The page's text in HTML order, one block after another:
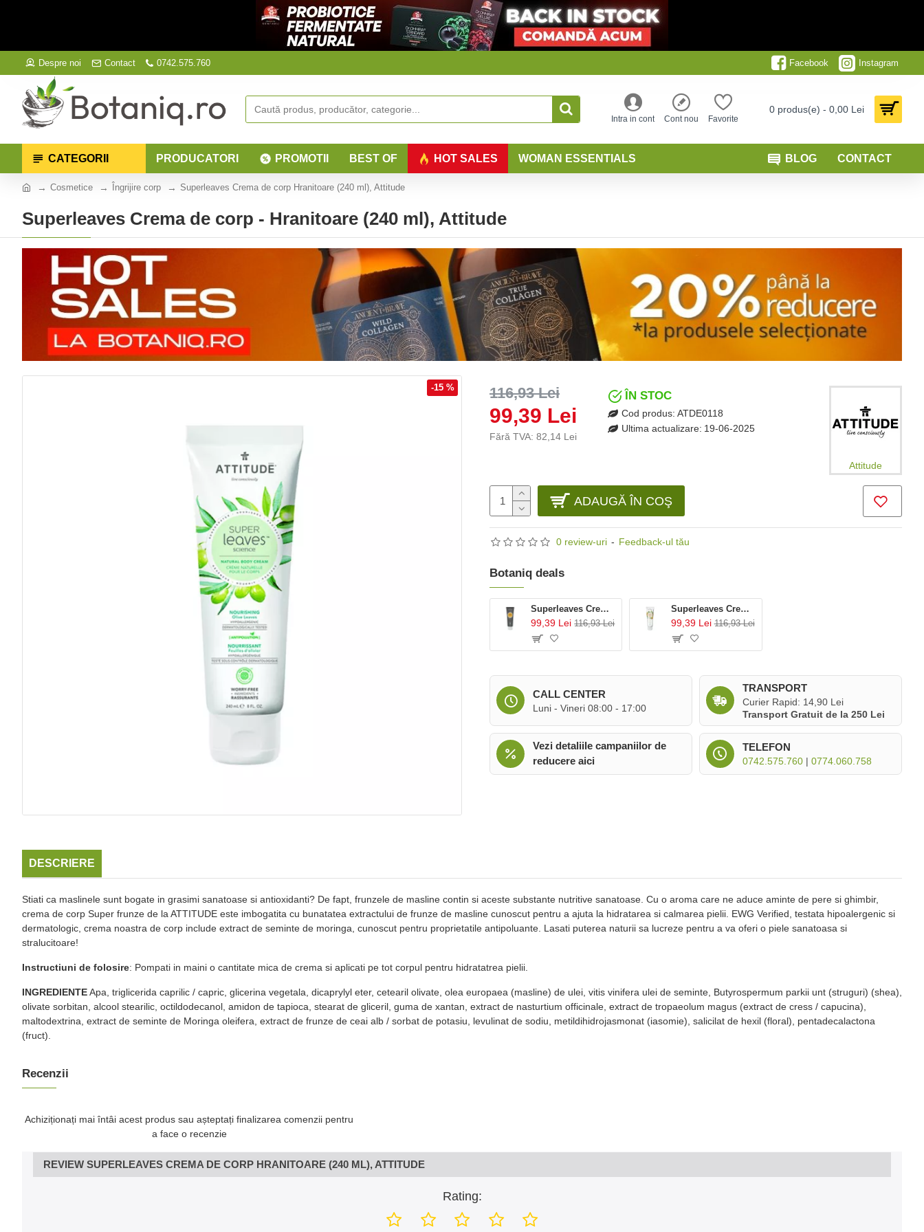
Despre noi Contact 0742.575.760 Facebook Instagram
Intra in cont Cont nou Favorite
0 produs(e) - 0,00 Lei
CATEGORII PRODUCATORI PROMOTII BEST OF HOT SALES WOMAN ESSENTIALS BLOG CONTACT
Cosmetice Îngrijire corp Superleaves Crema de corp Hranitoare (240 ml), Attitude
Superleaves Crema de corp - Hranitoare (240 ml), Attitude
-15 %
0 review-uri - Feedback-ul tău
116,93 Lei
99,39 Lei
Fără TVA: 82,14 Lei
ÎN STOC
Cod produs: ATDE0118
Ultima actualizare: 19-06-2025
Attitude
ADAUGĂ ÎN COŞ
CALL CENTER
Luni - Vineri 08:00 - 17:00
TRANSPORT
Curier Rapid: 14,90 Lei
Transport Gratuit de la 250 Lei
Vezi detaliile campaniilor de
reducere aici
TELEFON
0742.575.760| 0774.060.758
Botaniq deals
Superleaves Crema de corp Energizanta - barbati (240 ml), Attitude
99,39 Lei 116,93 Lei
Superleaves Crema de corp Energizanta (240 ml), Attitude
99,39 Lei 116,93 Lei
DESCRIERE
Stiati ca maslinele sunt bogate in grasimi sanatoase si antioxidanti? De fapt, frunzele de masline contin si aceste substante nutritive sanatoase. Cu o aroma care ne aduce aminte de pere si ghimbir,
crema de corp Super frunze de la ATTITUDE este imbogatita cu bunatatea extractului de frunze de masline cunoscut pentru a ajuta la hidratarea si calmarea pielii. EWG Verified, testata hipoalergenic si
dermatologic, crema noastra de corp include extract de seminte de moringa, cunoscut pentru proprietatile antipoluante. Lasati puterea naturii sa lucreze pentru a va oferi o piele sanatoasa si
stralucitoare!
Instructiuni de folosire: Pompati in maini o cantitate mica de crema si aplicati pe tot corpul pentru hidratatrea pielii.
INGREDIENTEApa, triglicerida caprilic / capric, glicerina vegetala, dicaprylyl eter, cetearil olivate, olea europaea (masline) de ulei, vitis vinifera ulei de seminte, Butyrospermum parkii unt (struguri) (shea),
olivate sorbitan, alcool stearilic, octildodecanol, amidon de tapioca, stearat de gliceril, guma de xantan, extract de nasturtium officinale, extract de tropaeolum magus (extract de cress / capucina),
maltodextrina, extract de seminte de Moringa oleifera, extract de frunze de ceai alb / sorbat de potasiu, levulinat de sodiu, metildihidrojasmonat (iasomie), salicilat de hexil (floral), pentadecalactona
(fruct).
Recenzii
Achiziționați mai întâi acest produs sau așteptați finalizarea comenzii pentru
a face o recenzie
REVIEW SUPERLEAVES CREMA DE CORP HRANITOARE (240 ML), ATTITUDE
Rating: